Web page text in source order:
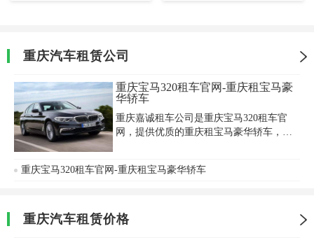
重庆汽车租赁公司
重庆宝马320租车官网-重庆租宝马豪
华轿车
重庆嘉诚租车公司是重庆宝马320租车官
网，提供优质的重庆租宝马豪华轿车，从
款劳斯莱斯古斯特、法拉力F458 、兰博基
Z4、奔驰S系、 E系、 C系、 宝马7系、宝
重庆宝马320租车官网-重庆租宝马豪华轿车
重庆汽车租赁价格